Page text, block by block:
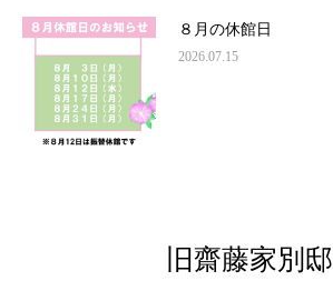
８月の休館日
2026.07.15
旧齋藤家別邸